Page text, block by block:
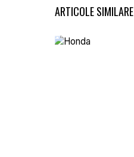
ARTICOLE SIMILARE